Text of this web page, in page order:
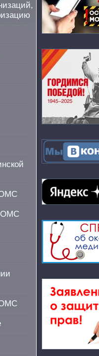
ОМС
ОМС